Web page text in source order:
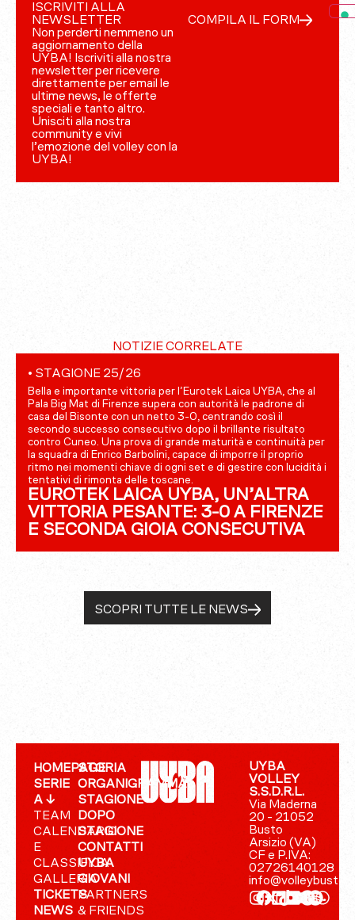
ISCRIVITI ALLA
NEWSLETTER
Non perderti nemmeno un
aggiornamento della
UYBA! Iscriviti alla nostra
newsletter per ricevere
direttamente per email le
ultime news, le offerte
speciali e tanto altro.
Unisciti alla nostra
community e vivi
l’emozione del volley con la
UYBA!
COMPILA IL FORM
NOTIZIE CORRELATE
• STAGIONE 25/26
Bella e importante vittoria per l’Eurotek Laica UYBA, che al
Pala Big Mat di Firenze supera con autorità le padrone di
casa del Bisonte con un netto 3-0, centrando così il
secondo successo consecutivo dopo il brillante risultato
contro Cuneo. Una prova di grande maturità e continuità per
la squadra di Enrico Barbolini, capace di imporre il proprio
ritmo nei momenti chiave di ogni set e di gestire con lucidità i
tentativi di rimonta delle toscane.
EUROTEK LAICA UYBA, UN’ALTRA
VITTORIA PESANTE: 3-0 A FIRENZE
E SECONDA GIOIA CONSECUTIVA
SCOPRI TUTTE LE NEWS
HOMEPAGE
SERIE
A ↓
TEAM
CALENDARIO
E
CLASSIFICA
GALLERIA
TICKETS
NEWS
STORIA
ORGANIGRAMMA
STAGIONE
DOPO
STAGIONE
CONTATTI
UYBA
GIOVANI
PARTNERS
& FRIENDS
UYBA
VOLLEY
S.S.D.R.L.
Via Maderna
20 - 21052
Busto
Arsizio (VA)
CF e P.IVA:
02726140128